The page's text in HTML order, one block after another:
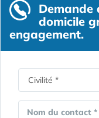
Demande
domicile
engagement.
Nom du contact *